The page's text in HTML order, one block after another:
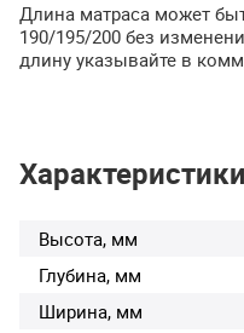
Длина матраса может
190/195/200 без
длину указывайте в
Характеристики
Высота, мм
Глубина, мм
Ширина, мм